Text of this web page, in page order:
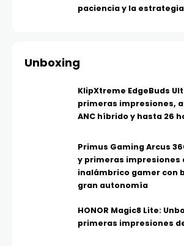
paciencia y la estrategia
Unboxing
KlipXtreme EdgeBuds
primeras impresiones,
ANC híbrido y hasta 26
Primus Gaming Arcus
y primeras impresiones
inalámbrico gamer con
gran autonomía
HONOR Magic8 Lite:
primeras impresiones